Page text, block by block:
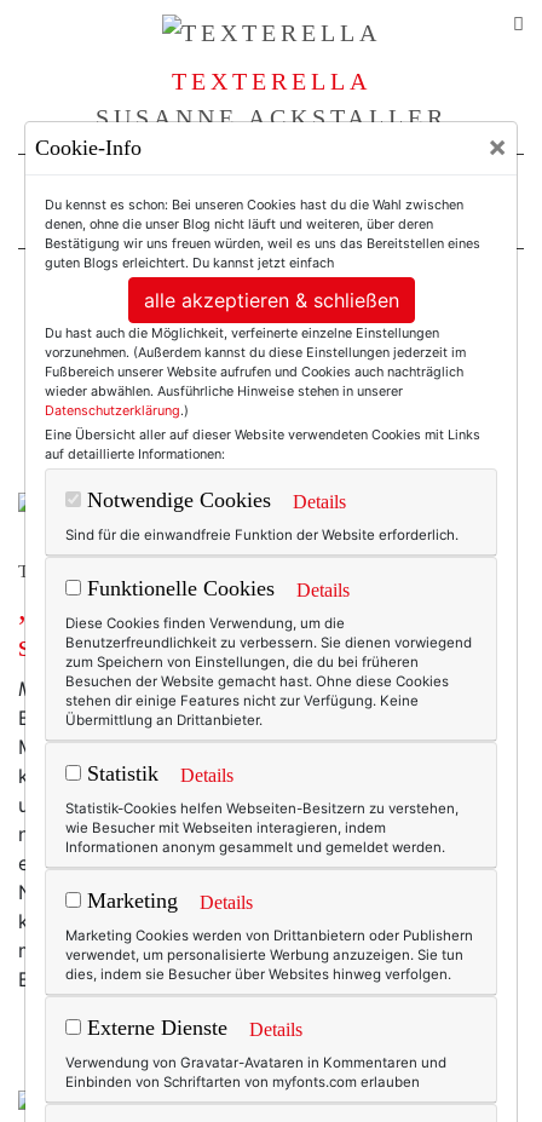
TEXTERELLA
SUSANNE ACKSTALLER
For Women. Not Girls.
Einträge mit dem
Tag: Lederjacke
TEXTERELLA LIEBT MODE.
„Aus alt mach Trend!“: So shoppt es
sich im eigenen Kleiderschrank!
Modebloggerin.Vor ein paar Jahren war diese
Bezeichnung fast schon ein Schimpfwort.
Modebloggerinnen galten als oberflächlich,
konsumgeil und völlig uninteressiert am Zustand
unseres Planeten. Hauptsache, sie konnten die
neuesten Trends präsentieren, am liebsten jede Woche
einen komplett neuen Look. Umwelt und
Nachhaltigkeit? Who cares! Alte Kleidung neu
kombinieren – so geht’s! Nun sollte man meinen, dass
mit einem zunehmenden gesellschaftlichen
Bewusstsein in puncto Umwelt- und Klimaschutz…
Cookie-Info ×
Du kennst es schon: Bei unseren Cookies hast du die Wahl zwischen
denen, ohne die unser Blog nicht läuft und weiteren, über deren
Bestätigung wir uns freuen würden, weil es uns das Bereitstellen eines
guten Blogs erleichtert. Du kannst jetzt einfach
alle akzeptieren & schließen
Du hast auch die Möglichkeit, verfeinerte einzelne Einstellungen
vorzunehmen. (Außerdem kannst du diese Einstellungen jederzeit im
Fußbereich unserer Website aufrufen und Cookies auch nachträglich
wieder abwählen. Ausführliche Hinweise stehen in unserer
Datenschutzerklärung.)
Eine Übersicht aller auf dieser Website verwendeten Cookies mit Links
auf detaillierte Informationen:
Notwendige Cookies Details
Sind für die einwandfreie Funktion der Website erforderlich.
Funktionelle Cookies Details
Diese Cookies finden Verwendung, um die
Benutzerfreundlichkeit zu verbessern. Sie dienen vorwiegend
zum Speichern von Einstellungen, die du bei früheren
Besuchen der Website gemacht hast. Ohne diese Cookies
stehen dir einige Features nicht zur Verfügung. Keine
Übermittlung an Drittanbieter.
Statistik Details
Statistik-Cookies helfen Webseiten-Besitzern zu verstehen,
wie Besucher mit Webseiten interagieren, indem
Informationen anonym gesammelt und gemeldet werden.
Marketing Details
Marketing Cookies werden von Drittanbietern oder Publishern
verwendet, um personalisierte Werbung anzuzeigen. Sie tun
dies, indem sie Besucher über Websites hinweg verfolgen.
Externe Dienste Details
Verwendung von Gravatar-Avataren in Kommentaren und
Einbinden von Schriftarten von myfonts.com erlauben